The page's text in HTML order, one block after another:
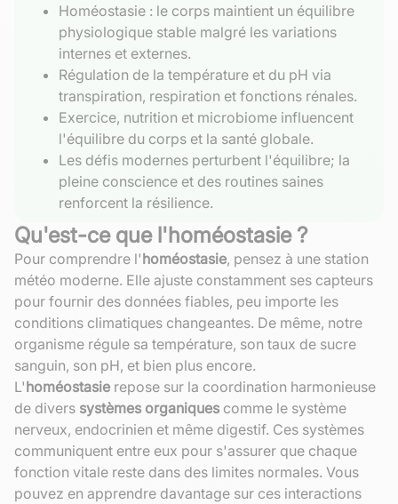
Homéostasie : le corps maintient un équilibre
physiologique stable malgré les variations
internes et externes.
Régulation de la température et du pH via
transpiration, respiration et fonctions rénales.
Exercice, nutrition et microbiome influencent
l'équilibre du corps et la santé globale.
Les défis modernes perturbent l'équilibre; la
pleine conscience et des routines saines
renforcent la résilience.
Qu'est-ce que l'homéostasie ?
Pour comprendre l'homéostasie, pensez à une station
météo moderne. Elle ajuste constamment ses capteurs
pour fournir des données fiables, peu importe les
conditions climatiques changeantes. De même, notre
organisme régule sa température, son taux de sucre
sanguin, son pH, et bien plus encore.
L'homéostasie repose sur la coordination harmonieuse
de divers systèmes organiques comme le système
nerveux, endocrinien et même digestif. Ces systèmes
communiquent entre eux pour s'assurer que chaque
fonction vitale reste dans des limites normales. Vous
pouvez en apprendre davantage sur ces interactions